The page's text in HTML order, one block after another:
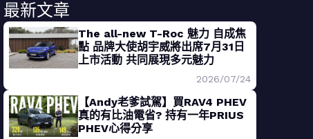
最新文章
The all-new T-Roc 魅力 自成焦
點 品牌大使胡宇威將出席7月31日
上市活動 共同展現多元魅力
2026/07/24
【Andy老爹試駕】買RAV4 PHEV
真的有比油電省? 持有一年PRIUS
PHEV心得分享